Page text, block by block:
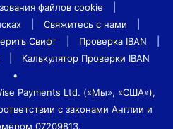
файлов cookie
Свяжитесь с нами
Свифт Проверка IBAN
Калькулятор Проверки IBAN
•
Payments Ltd. («Мы», «США»),
с законами Англии и
07209813.